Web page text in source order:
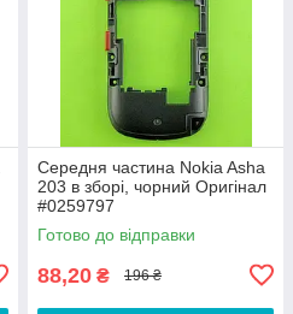
Середня частина Nokia Asha
203 в зборі, чорний Оригінал
#0259797
Готово до відправки
88,20 ₴ 196 ₴